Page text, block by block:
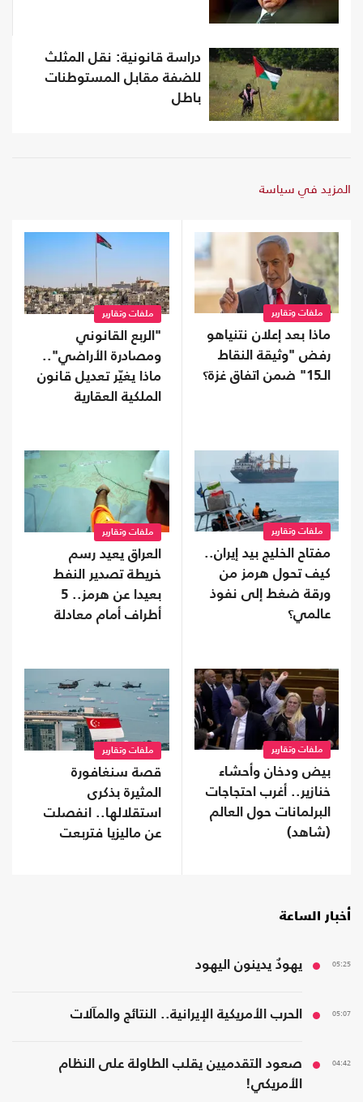
دراسة قانونية: نقل المثلث
للضفة مقابل المستوطنات
باطل
المزيد في سياسة
ملفات وتقارير
ماذا بعد إعلان نتنياهو
رفض "وثيقة النقاط
الـ15" ضمن اتفاق غزة؟
ملفات وتقارير
"الربع القانوني
ومصادرة الأراضي"..
ماذا يغيّر تعديل قانون
الملكية العقارية
ملفات وتقارير
مفتاح الخليج بيد إيران..
كيف تحول هرمز من
ورقة ضغط إلى نفوذ
عالمي؟
ملفات وتقارير
العراق يعيد رسم
خريطة تصدير النفط
بعيدا عن هرمز.. 5
أطراف أمام معادلة
ملفات وتقارير
بيض ودخان وأحشاء
خنازير.. أغرب احتجاجات
البرلمانات حول العالم
(شاهد)
ملفات وتقارير
قصة سنغافورة
المثيرة بذكرى
استقلالها.. انفصلت
عن ماليزيا فتربعت
أخبار الساعة
05:25 يهودٌ يدينون اليهود
05:07 الحرب الأمريكية الإيرانية.. النتائج والمآلات
04:42
صعود التقدميين يقلب الطاولة على النظام
الأمريكي!